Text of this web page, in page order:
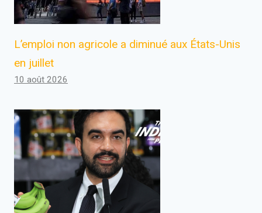
L’emploi non agricole a diminué aux États-Unis
en juillet
10 août 2026